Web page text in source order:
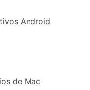
Android
de Mac